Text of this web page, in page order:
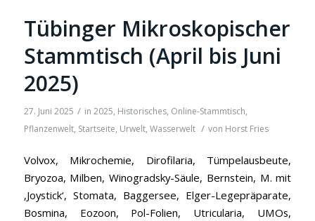
Tübinger Mikroskopischer
Stammtisch (April bis Juni
2025)
27. Juni 2025 / in 2025, Historisches, Online-Stammtisch,
Pflanzenwelt, Startseite, Urwelt, Wasserwelt / von Horst Fries
Volvox, Mikrochemie, Dirofilaria, Tümpelausbeute,
Bryozoa, Milben, Winogradsky-Säule, Bernstein, M. mit
‚Joystick‘, Stomata, Baggersee, Elger-Legepräparate,
Bosmina, Eozoon, Pol-Folien, Utricularia, UMOs,